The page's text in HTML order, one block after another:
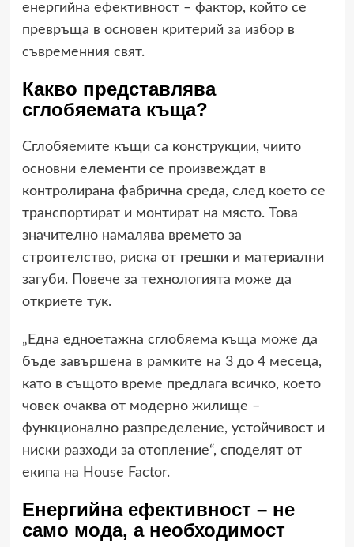
енергийна ефективност – фактор, който се
превръща в основен критерий за избор в
съвременния свят.
Какво представлява
сглобяемата къща?
Сглобяемите къщи са конструкции, чиито
основни елементи се произвеждат в
контролирана фабрична среда, след което се
транспортират и монтират на място. Това
значително намалява времето за
строителство, риска от грешки и материални
загуби. Повече за технологията може да
откриете тук.
„Една едноетажна сглобяема къща може да
бъде завършена в рамките на 3 до 4 месеца,
като в същото време предлага всичко, което
човек очаква от модерно жилище –
функционално разпределение, устойчивост и
ниски разходи за отопление“, споделят от
екипа на House Factor.
Енергийна ефективност – не
само мода, а необходимост